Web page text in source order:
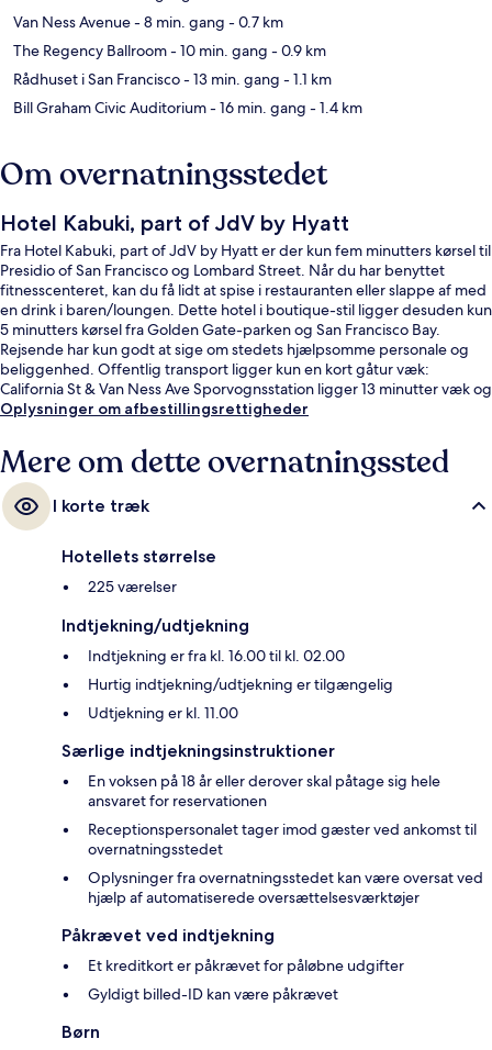
Van Ness Avenue- 8 min. gang - 0.7 km
The Regency Ballroom- 10 min. gang - 0.9 km
Rådhuset i San Francisco- 13 min. gang - 1.1 km
Bill Graham Civic Auditorium- 16 min. gang - 1.4 km
Om overnatningsstedet
Hotel Kabuki, part of JdV by Hyatt
Fra Hotel Kabuki, part of JdV by Hyatt er der kun fem minutters kørsel til
Presidio of San Francisco og Lombard Street. Når du har benyttet
fitnesscenteret, kan du få lidt at spise i restauranten eller slappe af med
en drink i baren/loungen. Dette hotel i boutique-stil ligger desuden kun
5 minutters kørsel fra Golden Gate-parken og San Francisco Bay.
Rejsende har kun godt at sige om stedets hjælpsomme personale og
beliggenhed. Offentlig transport ligger kun en kort gåtur væk:
California St & Van Ness Ave Sporvognsstation ligger 13 minutter væk og
California St & Polk St Sporvognsstation ligger 14 minutter derfra.
Oplysninger om afbestillingsrettigheder
Mere om dette overnatningssted
I korte træk
Hotellets størrelse
225 værelser
Indtjekning/udtjekning
Indtjekning er fra kl. 16.00 til kl. 02.00
Hurtig indtjekning/udtjekning er tilgængelig
Udtjekning er kl. 11.00
Særlige indtjekningsinstruktioner
En voksen på 18 år eller derover skal påtage sig hele
ansvaret for reservationen
Receptionspersonalet tager imod gæster ved ankomst til
overnatningsstedet
Oplysninger fra overnatningsstedet kan være oversat ved
hjælp af automatiserede oversættelsesværktøjer
Påkrævet ved indtjekning
Et kreditkort er påkrævet for påløbne udgifter
Gyldigt billed-ID kan være påkrævet
Børn